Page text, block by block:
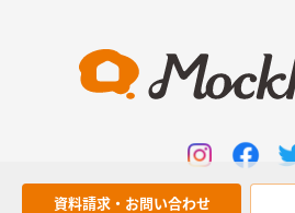
資料請求・お問い合わせ